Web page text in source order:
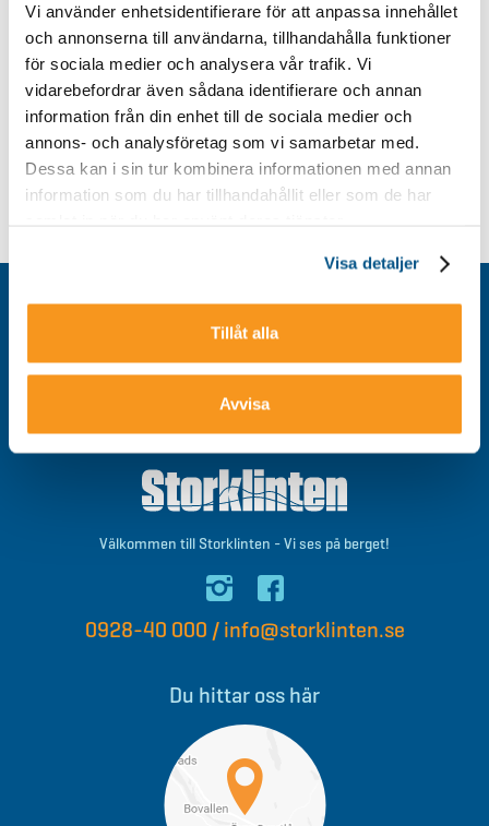
Vi använder enhetsidentifierare för att anpassa innehållet
och annonserna till användarna, tillhandahålla funktioner
för sociala medier och analysera vår trafik. Vi
vidarebefordrar även sådana identifierare och annan
information från din enhet till de sociala medier och
annons- och analysföretag som vi samarbetar med.
Dessa kan i sin tur kombinera informationen med annan
information som du har tillhandahållit eller som de har
Visa detaljer
Tillåt alla
Avvisa
info@storklinten.se
Telefonbokning : 0928-40 000
TILLBAKA
Kontakt
Integritetspolicy
Om cookies
Tillgänglighet
Välkommen till Storklinten - Vi ses på berget!
0928-40 000 / info@storklinten.se
Du hittar oss här